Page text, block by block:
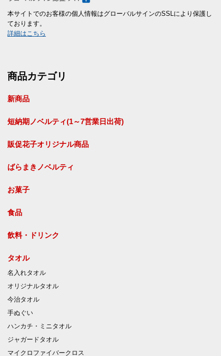
本サイトでのお客様の個人情報はグローバルサインのSSLにより保護し
ております。
詳細はこちら
商品カテゴリ
新商品
短納期ノベルティ(1～7営業日出荷)
販促花子オリジナル商品
ばらまきノベルティ
お菓子
食品
飲料・ドリンク
タオル
名入れタオル
オリジナルタオル
今治タオル
手ぬぐい
ハンカチ・ミニタオル
ジャガードタオル
マイクロファイバークロス